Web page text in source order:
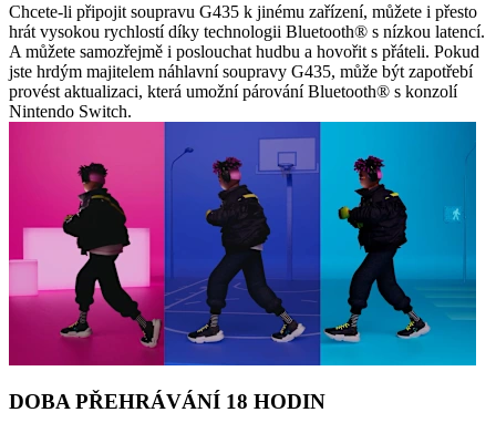
Chcete-li připojit soupravu G435 k jinému zařízení, můžete i přesto
hrát vysokou rychlostí díky technologii Bluetooth® s nízkou latencí.
A můžete samozřejmě i poslouchat hudbu a hovořit s přáteli. Pokud
jste hrdým majitelem náhlavní soupravy G435, může být zapotřebí
provést aktualizaci, která umožní párování Bluetooth® s konzolí
Nintendo Switch.
DOBA PŘEHRÁVÁNÍ 18 HODIN